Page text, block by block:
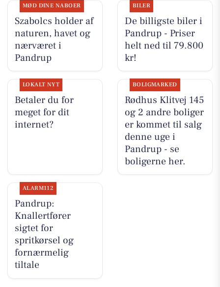
MØD DINE NABOER
Szabolcs holder af
naturen, havet og
nærværet i
Pandrup
BILER
De billigste biler i
Pandrup - Priser
helt ned til 79.800
kr!
LOKALT NYT
Betaler du for
meget for dit
internet?
BOLIGMARKED
Rødhus Klitvej 145
og 2 andre boliger
er kommet til salg
denne uge i
Pandrup - se
boligerne her.
ALARM112
Pandrup:
Knallertfører
sigtet for
spritkørsel og
fornærmelig
tiltale